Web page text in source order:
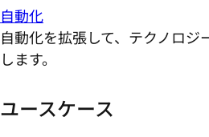
自動化
自動化を拡張して、テクノロ
します。
ユースケース